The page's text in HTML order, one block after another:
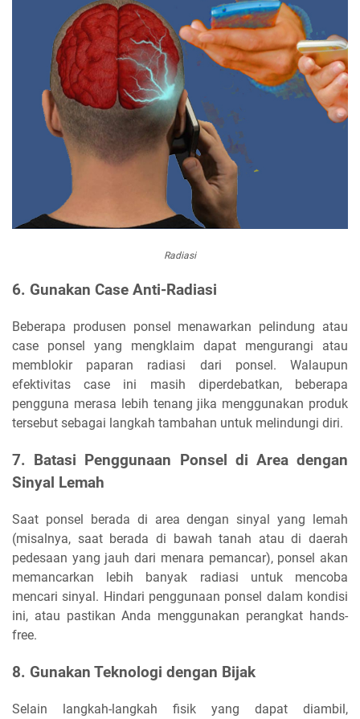
Radiasi
6. Gunakan Case Anti-Radiasi
Beberapa produsen ponsel menawarkan pelindung atau
case ponsel yang mengklaim dapat mengurangi atau
memblokir paparan radiasi dari ponsel. Walaupun
efektivitas case ini masih diperdebatkan, beberapa
pengguna merasa lebih tenang jika menggunakan produk
tersebut sebagai langkah tambahan untuk melindungi diri.
7. Batasi Penggunaan Ponsel di Area dengan
Sinyal Lemah
Saat ponsel berada di area dengan sinyal yang lemah
(misalnya, saat berada di bawah tanah atau di daerah
pedesaan yang jauh dari menara pemancar), ponsel akan
memancarkan lebih banyak radiasi untuk mencoba
mencari sinyal. Hindari penggunaan ponsel dalam kondisi
ini, atau pastikan Anda menggunakan perangkat hands-
free.
8. Gunakan Teknologi dengan Bijak
Selain langkah-langkah fisik yang dapat diambil,